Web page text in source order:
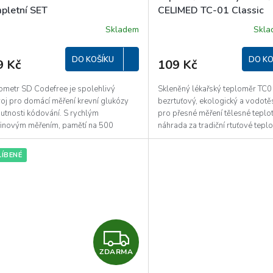
SET
Skladem
Kč DO KOŠÍKU
SD Codefree je spolehlivý
pro domácí měření krevní glukózy
kódování. S rychlým
měřením, pamětí na 500
a...
CELIMED TC-01 Classic
109 Kč DO
Skleněný lékařský teploměr
bezrtuťový, ekologický a
pro přesné měření tělesné
náhrada za tradiční rtuťové
Z
D
ZDARMA